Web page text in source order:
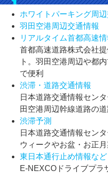
ホワイトパーキング周
羽田空港周辺交通情報
リアルタイム首都高速情
首都高速道路株式会社
ト。羽田空港周辺や都
で便利
渋滞・道路交通情報
日本道路交通情報セン
田空港周辺幹線道路の
渋滞予測
日本道路交通情報セン
ウィークやお盆・お正
東日本通行止め情報など
E-NEXCOドライブプラ